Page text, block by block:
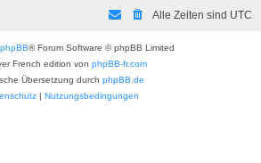
Alle Zeiten sind UTC
phpBB® Forum Software © phpBB Limited
French edition von phpBB-fr.com
Übersetzung durch phpBB.de
| Nutzungsbedingungen